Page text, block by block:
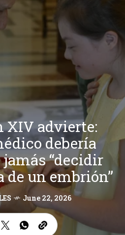
XIV advierte:
debería
“decidir
de un embrión”
June 22, 2026